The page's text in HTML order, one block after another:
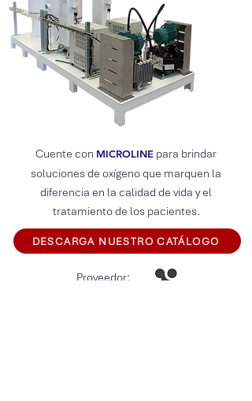
Cuente con MICROLINE para brindar
soluciones de oxígeno que marquen la
diferencia en la calidad de vida y el
tratamiento de los pacientes.
DESCARGA NUESTRO CATÁLOGO
Proveedor: